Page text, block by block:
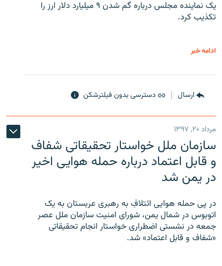
یک نماینده مجلس درباره گم شدن ۹ میلیارد دلار ارز را
تکذیب کرد.
ادامه خبر
ارسال دسترسی بدون فیلترشکن
مرداد ۲۰, ۱۳۹۷
سازمان ملل خواستار تحقیقاتی شفاف
و قابل اعتماد درباره حمله هوایی اخیر
در یمن شد
در پی حمله هوایی ائتلافِ به رهبری عربستان به یک
اتوبوس در شمال یمن، شورای امنیت سازمان ملل عصر
جمعه در نشستی اضطراری خواستار انجام تحقیقاتی
«شفاف و قابل اعتماد» شد.